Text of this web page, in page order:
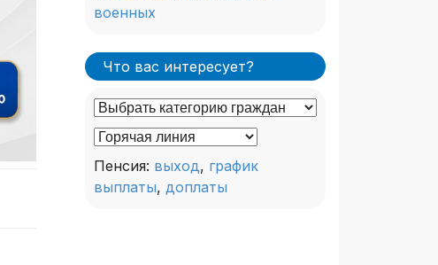
военных
Что вас интересует?
Пенсия: выход, график
выплаты, доплаты